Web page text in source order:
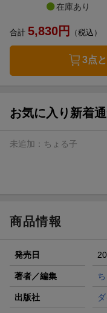
在庫あり
合計 5,830円 （税込）
3点
お気に入り新着
未追加： ちょる子
商品情報
発売日
著者／編集
出版社